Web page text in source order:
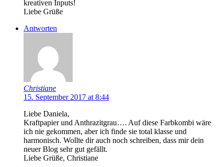
kreativen Inputs!
Liebe Grüße
Antworten
Christiane
15. September 2017 at 8:44
Liebe Daniela,
Kraftpapier und Anthrazitgrau…. Auf diese Farbkombi wäre
ich nie gekommen, aber ich finde sie total klasse und
harmonisch. Wollte dir auch noch schreiben, dass mir dein
neuer Blog sehr gut gefällt.
Liebe Grüße, Christiane